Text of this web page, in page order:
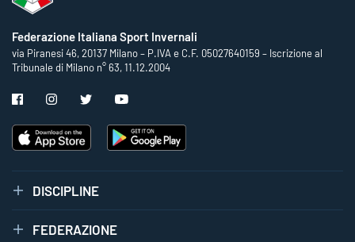
Federazione Italiana Sport Invernali
via Piranesi 46, 20137 Milano – P.IVA e C.F. 05027640159 – Iscrizione al
Tribunale di Milano n° 63, 11.12.2004
DISCIPLINE
FEDERAZIONE